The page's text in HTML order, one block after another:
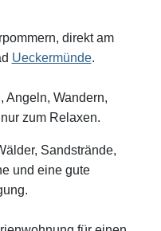
direkt am
Ueckermünde.
Angeln, Wandern,
zum Relaxen.
Sandstrände,
und eine gute